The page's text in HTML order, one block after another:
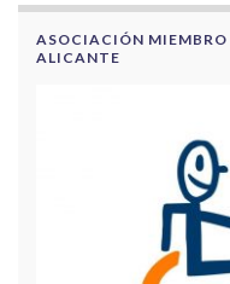
ASOCIACIÓN MIEMBRO
ALICANTE